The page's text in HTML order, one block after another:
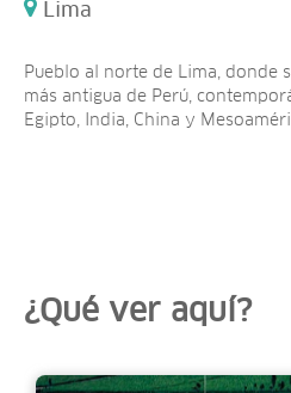
Lima
Pueblo al norte de Lima, donde
más antigua de Perú,
Egipto, India, China y
¿Qué ver aquí?